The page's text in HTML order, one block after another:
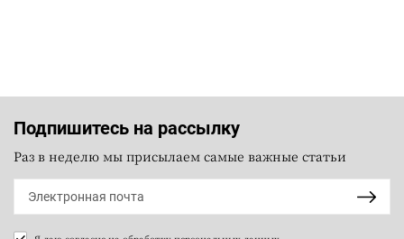
Подпишитесь на рассылку
Раз в неделю мы присылаем самые важные статьи